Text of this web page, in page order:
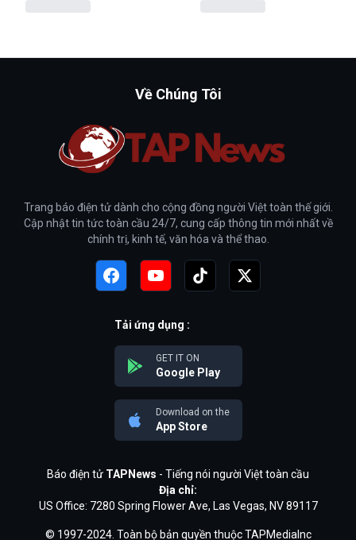
Về Chúng Tôi
Trang báo điện tử dành cho cộng đồng người Việt toàn thế giới.
Cập nhật tin tức toàn cầu 24/7, cung cấp thông tin mới nhất về
chính trị, kinh tế, văn hóa và thể thao.
Tải ứng dụng :
GET IT ON
Google Play
Download on the
App Store
Báo điện tử TAPNews - Tiếng nói người Việt toàn cầu
Địa chỉ:
US Office: 7280 Spring Flower Ave, Las Vegas, NV 89117
© 1997-2024. Toàn bộ bản quyền thuộc TAPMediaInc